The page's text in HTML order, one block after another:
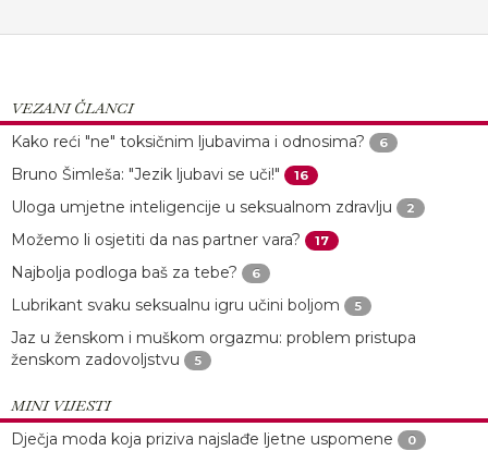
VEZANI ČLANCI
Kako reći "ne" toksičnim ljubavima i odnosima?
6
Bruno Šimleša: "Jezik ljubavi se uči!" 16
Uloga umjetne inteligencije u seksualnom zdravlju 2
Možemo li osjetiti da nas partner vara? 17
Najbolja podloga baš za tebe? 6
Lubrikant svaku seksualnu igru učini boljom 5
Jaz u ženskom i muškom orgazmu: problem pristupa
ženskom zadovoljstvu
5
MINI VIJESTI
Dječja moda koja priziva najslađe ljetne uspomene
0